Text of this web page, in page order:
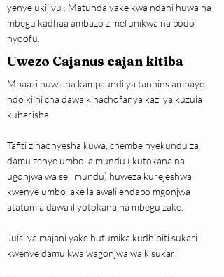
yenye ukijivu . Matunda yake kwa ndani huwa na
mbegu kadhaa ambazo zimefunikwa na podo
nyoofu.
Uwezo Cajanus cajan kitiba
Mbaazi huwa na kampaundi ya tannins ambayo
ndo kiini cha dawa kinachofanya kazi ya kuzuia
kuharisha
Tafiti zinaonyesha kuwa, chembe nyekundu za
damu zenye umbo la mundu ( kutokana na
ugonjwa wa seli mundu) huweza kurejeshwa
kwenye umbo lake la awali endapo mgonjwa
atatumia dawa iliyotokana na mbegu zake.
Juisi ya majani yake hutumika kudhibiti sukari
kwenye damu kwa wagonjwa wa kisukari